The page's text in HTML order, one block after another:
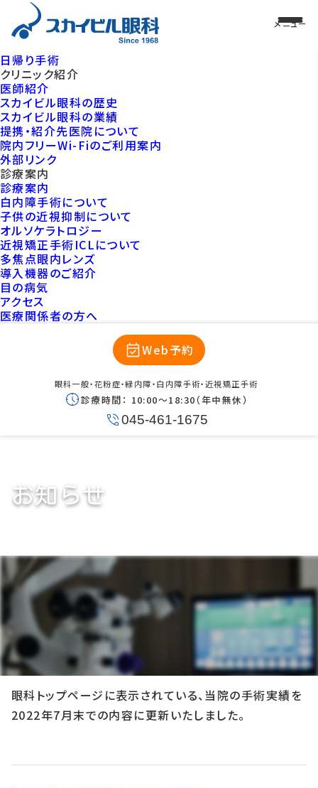
眼科一般・花粉症・緑内障・白内障手術・近視矯正手術
診療時間： 10:00〜18:30（年中無休）
045-461-1675
日帰り手術
クリニック紹介
医師紹介
スカイビル眼科の歴史
スカイビル眼科の業績
提携・紹介先医院について
院内フリーWi-Fiのご利用案内
外部リンク
診療案内
診療案内
白内障手術について
子供の近視抑制について
オルソケラトロジー
近視矯正手術ICLについて
多焦点眼内レンズ
導入機器のご紹介
目の病気
アクセス
医療関係者の方へ
Web予約
お知らせ
手術実績の更新のお知らせ
2022年8月5日
眼科トップページに表示されている、当院の手術実績を
2022年7月末での内容に更新いたしました。